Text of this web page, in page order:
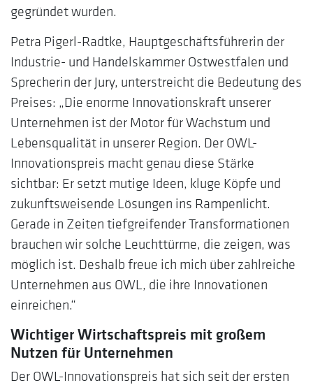
gegründet wurden.
Petra Pigerl-Radtke, Hauptgeschäftsführerin der
Industrie- und Handelskammer Ostwestfalen und
Sprecherin der Jury, unterstreicht die Bedeutung des
Preises: „Die enorme Innovationskraft unserer
Unternehmen ist der Motor für Wachstum und
Lebensqualität in unserer Region. Der OWL-
Innovationspreis macht genau diese Stärke
sichtbar: Er setzt mutige Ideen, kluge Köpfe und
zukunftsweisende Lösungen ins Rampenlicht.
Gerade in Zeiten tiefgreifender Transformationen
brauchen wir solche Leuchttürme, die zeigen, was
möglich ist. Deshalb freue ich mich über zahlreiche
Unternehmen aus OWL, die ihre Innovationen
einreichen.“
Wichtiger Wirtschaftspreis mit großem
Nutzen für Unternehmen
Der OWL-Innovationspreis hat sich seit der ersten